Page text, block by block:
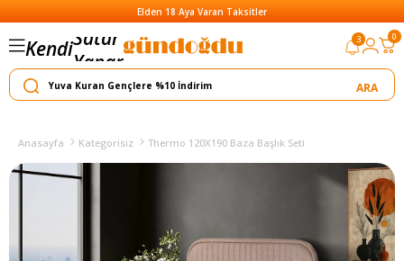
Elden 18 Aya Varan Taksitler
Kendi
Satar
Yapar
3 0
Anasayfa Kategorisiz Thermo 120X190 Baza Başlık Seti